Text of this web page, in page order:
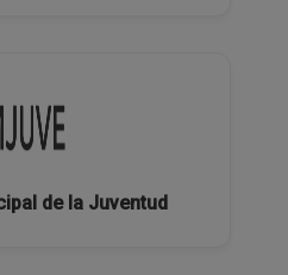
de la Juventud